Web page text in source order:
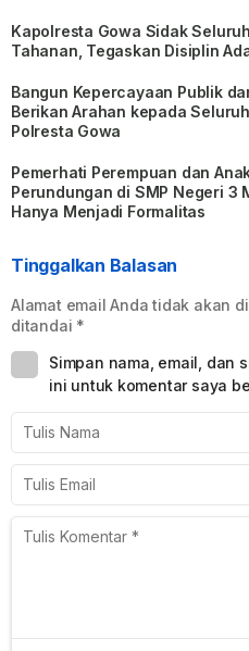
Kapolresta Gowa Sidak
Tahanan, Tegaskan Disiplin
Bangun Kepercayaan Publik
Berikan Arahan kepada
Polresta Gowa
Pemerhati Perempuan dan
Perundungan di SMP Negeri 3
Hanya Menjadi Formalitas
Tinggalkan Balasan
Alamat email Anda tidak akan
ditandai *
Simpan nama, email, dan
ini untuk komentar saya